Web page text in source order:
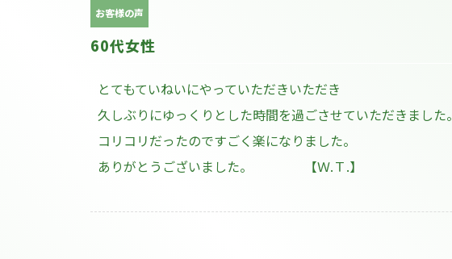
お客様の声
60代女性
とてもていねいにやっていただきいただき
久しぶりにゆっくりとした時間を過ごさせていただきました。
コリコリだったのですごく楽になりました。
ありがとうございました。 【Ｗ.Ｔ.】